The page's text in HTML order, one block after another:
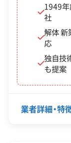
大井川下流
家は、水害で
の二次災害を
有者として、
とも考えられ
に敷鉄板を
1949
社
解体 新
応
独自技
も提案
業者詳細・特